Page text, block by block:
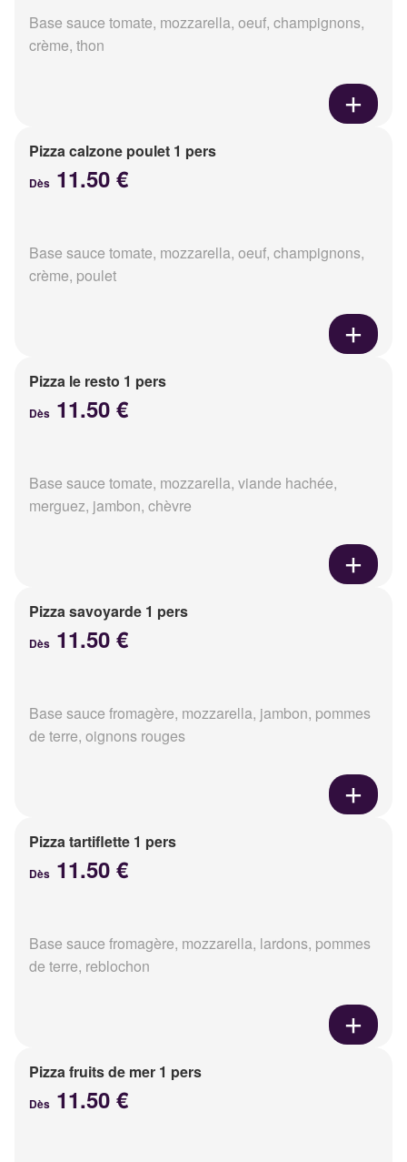
Base sauce tomate, mozzarella, oeuf, champignons,
crème, thon
Pizza calzone poulet 1 pers
Dès 11.50 €
Base sauce tomate, mozzarella, oeuf, champignons,
crème, poulet
Pizza le resto 1 pers
Dès 11.50 €
Base sauce tomate, mozzarella, viande hachée,
merguez, jambon, chèvre
Pizza savoyarde 1 pers
Dès 11.50 €
Base sauce fromagère, mozzarella, jambon, pommes
de terre, oignons rouges
Pizza tartiflette 1 pers
Dès 11.50 €
Base sauce fromagère, mozzarella, lardons, pommes
de terre, reblochon
Pizza fruits de mer 1 pers
Dès 11.50 €